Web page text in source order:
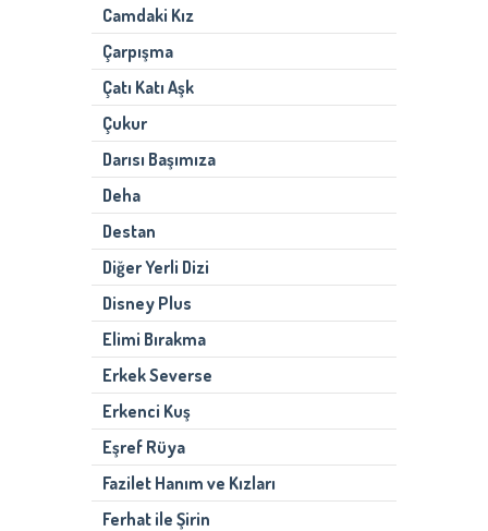
Camdaki Kız
Çarpışma
Çatı Katı Aşk
Çukur
Darısı Başımıza
Deha
Destan
Diğer Yerli Dizi
Disney Plus
Elimi Bırakma
Erkek Severse
Erkenci Kuş
Eşref Rüya
Fazilet Hanım ve Kızları
Ferhat ile Şirin